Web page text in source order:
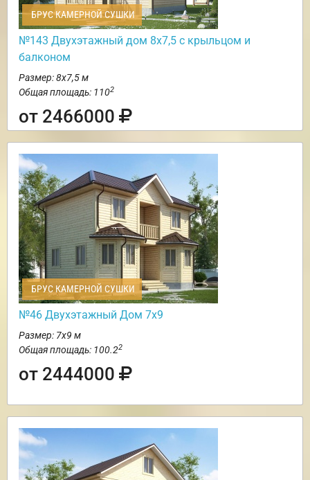
БРУС КАМЕРНОЙ СУШКИ
№143 Двухэтажный дом 8х7,5 с крыльцом и
балконом
Размер: 8х7,5 м
Общая площадь: 1102
от 2466000
БРУС КАМЕРНОЙ СУШКИ
№46 Двухэтажный Дом 7х9
Размер: 7х9 м
Общая площадь: 100.22
от 2444000